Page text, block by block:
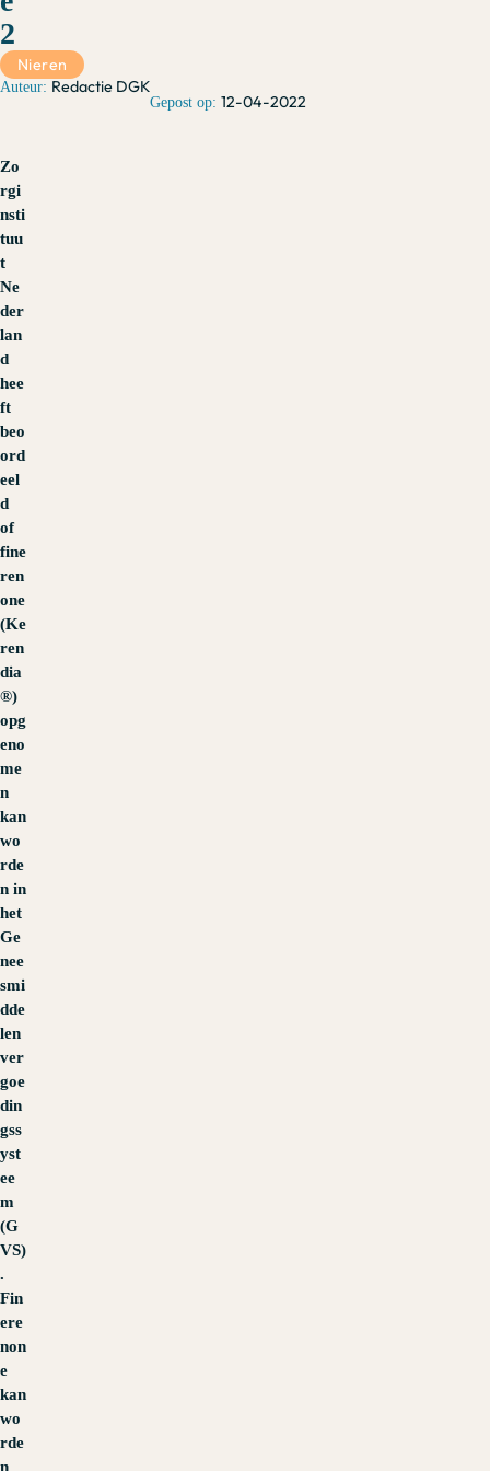
2
Redactie DGK
12-04-2022
Nieren
Zo
rgi
nsti
tuu
t
Ne
der
lan
d
hee
ft
beo
ord
eel
d
of
fine
ren
one
(Ke
ren
dia
®)
opg
eno
me
n
kan
wo
rde
n in
het
Ge
nee
smi
dde
len
ver
goe
din
gss
yst
ee
m
(G
VS)
.
Fin
ere
non
e
kan
wo
rde
n